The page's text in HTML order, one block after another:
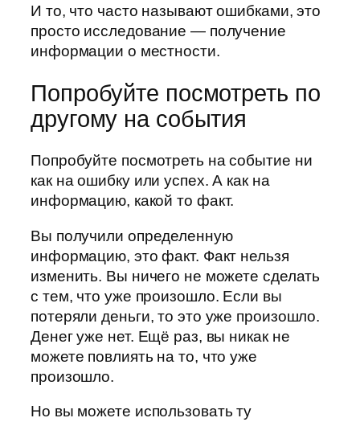
И то, что часто называют ошибками, это
просто исследование — получение
информации о местности.
Попробуйте посмотреть по
другому на события
Попробуйте посмотреть на событие ни
как на ошибку или успех. А как на
информацию, какой то факт.
Вы получили определенную
информацию, это факт. Факт нельзя
изменить. Вы ничего не можете сделать
с тем, что уже произошло. Если вы
потеряли деньги, то это уже произошло.
Денег уже нет. Ещё раз, вы никак не
можете повлиять на то, что уже
произошло.
Но вы можете использовать ту